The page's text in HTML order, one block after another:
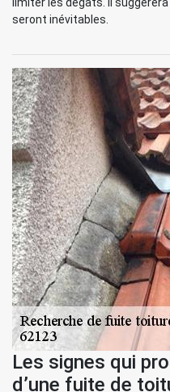
seront inévitables.
Les signes qui
d’une fuite de